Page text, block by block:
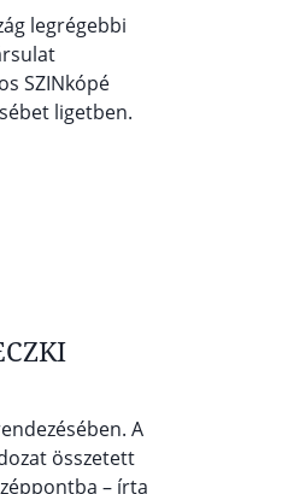
legrégebbi
SZINkópé
ligetben.
A
összetett
– írta